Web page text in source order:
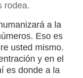
rodea.
a la
Eso es
usted mismo.
y en el
es donde a la